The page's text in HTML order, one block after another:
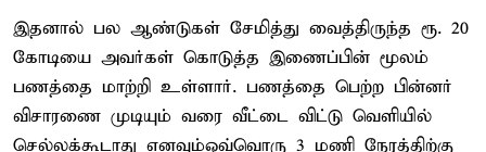
இதனால் பல ஆண்டுகள் சேமித்து வைத்திருந்த ரூ. 20
கோடியை அவர்கள் கொடுத்த இணைப்பின் மூலம்
பணத்தை மாற்றி உள்ளார். பணத்தை பெற்ற பின்னர்
விசாரணை முடியும் வரை வீட்டை விட்டு வெளியில்
செல்லக்கூடாது எனவும்ஒவ்வொரு 3 மணி நேரத்திற்கு